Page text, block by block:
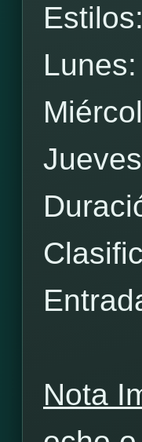
Estilos:
Nota